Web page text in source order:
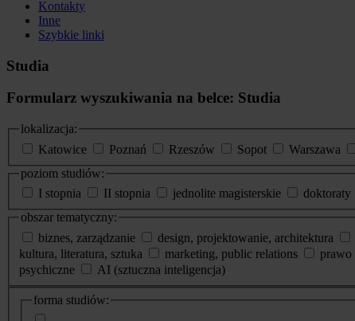
Kontakty
Inne
Szybkie linki
Studia
Formularz wyszukiwania na belce: Studia
lokalizacja:
Katowice
Poznań Rzeszów Sopot Warszawa
poziom studiów:
I stopnia
II stopnia jednolite magisterskie doktoraty
obszar tematyczny:
biznes, zarządzanie
design, projektowanie, architektura
kultura, literatura, sztuka
marketing, public relations prawo
psychiczne
AI (sztuczna inteligencja)
dodatkowe
informacje
forma studiów: